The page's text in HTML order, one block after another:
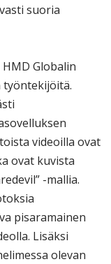
suoria
Globalin
videoilla ovat
ovat kuvista
-mallia.
pisaramainen
Lisäksi
olevan